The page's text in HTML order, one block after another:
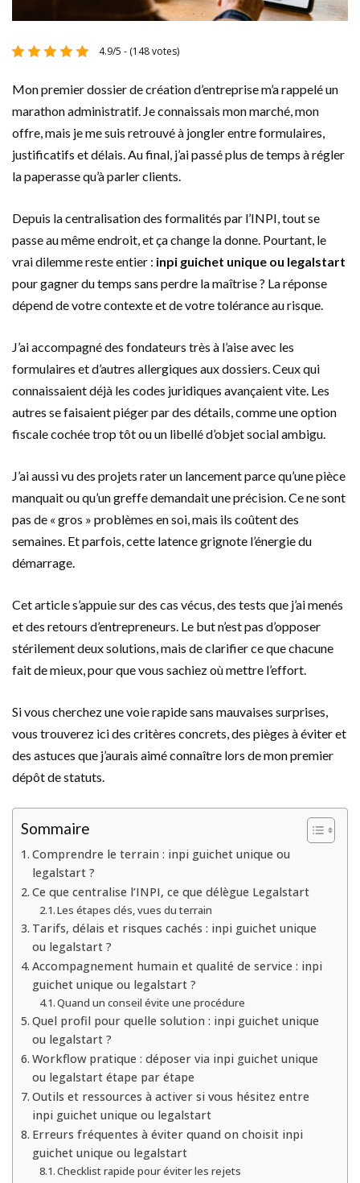
4.9/5 - (148 votes)
Mon premier dossier de création d’entreprise m’a rappelé un
marathon administratif. Je connaissais mon marché, mon
offre, mais je me suis retrouvé à jongler entre formulaires,
justificatifs et délais. Au final, j’ai passé plus de temps à régler
la paperasse qu’à parler clients.
Depuis la centralisation des formalités par l’INPI, tout se
passe au même endroit, et ça change la donne. Pourtant, le
vrai dilemme reste entier : inpi guichet unique ou legalstart
pour gagner du temps sans perdre la maîtrise ? La réponse
dépend de votre contexte et de votre tolérance au risque.
J’ai accompagné des fondateurs très à l’aise avec les
formulaires et d’autres allergiques aux dossiers. Ceux qui
connaissaient déjà les codes juridiques avançaient vite. Les
autres se faisaient piéger par des détails, comme une option
fiscale cochée trop tôt ou un libellé d’objet social ambigu.
J’ai aussi vu des projets rater un lancement parce qu’une pièce
manquait ou qu’un greffe demandait une précision. Ce ne sont
pas de « gros » problèmes en soi, mais ils coûtent des
semaines. Et parfois, cette latence grignote l’énergie du
démarrage.
Cet article s’appuie sur des cas vécus, des tests que j’ai menés
et des retours d’entrepreneurs. Le but n’est pas d’opposer
stérilement deux solutions, mais de clarifier ce que chacune
fait de mieux, pour que vous sachiez où mettre l’effort.
Si vous cherchez une voie rapide sans mauvaises surprises,
vous trouverez ici des critères concrets, des pièges à éviter et
des astuces que j’aurais aimé connaître lors de mon premier
dépôt de statuts.
Sommaire
Comprendre le terrain : inpi guichet unique ou
legalstart ?
Ce que centralise l’INPI, ce que délègue Legalstart
Les étapes clés, vues du terrain
Tarifs, délais et risques cachés : inpi guichet unique
ou legalstart ?
Accompagnement humain et qualité de service : inpi
guichet unique ou legalstart ?
Quand un conseil évite une procédure
Quel profil pour quelle solution : inpi guichet unique
ou legalstart ?
Workflow pratique : déposer via inpi guichet unique
ou legalstart étape par étape
Outils et ressources à activer si vous hésitez entre
inpi guichet unique ou legalstart
Erreurs fréquentes à éviter quand on choisit inpi
guichet unique ou legalstart
Checklist rapide pour éviter les rejets